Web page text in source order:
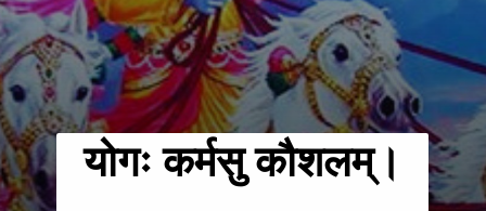
योगः कर्मसु कौशलम्।